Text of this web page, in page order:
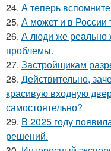
24. А теперь
25. А может и в России
26. А люди же реально
проблемы.
27. Застройщикам
28. Действительно,
красивую входную
самостоятельно?
29. В 2025 году
решений.